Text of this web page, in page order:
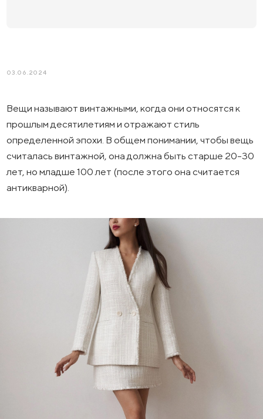
03.06.2024
Вещи называют винтажными, когда они относятся к
прошлым десятилетиям и отражают стиль
определенной эпохи. В общем понимании, чтобы вещь
считалась винтажной, она должна быть старше 20-30
лет, но младше 100 лет (после этого она считается
антикварной).